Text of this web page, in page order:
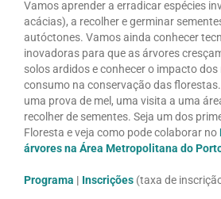
Vamos aprender a erradicar espécies
acácias), a recolher e germinar
autóctones. Vamos ainda conhecer
inovadoras para que as árvores
solos ardidos e conhecer o impacto
consumo na conservação das
uma prova de mel, uma visita a uma
recolher de sementes. Seja um dos
Floresta e veja como pode colaborar no
árvores na Área Metropolitana do
Programa | Inscrições (taxa de